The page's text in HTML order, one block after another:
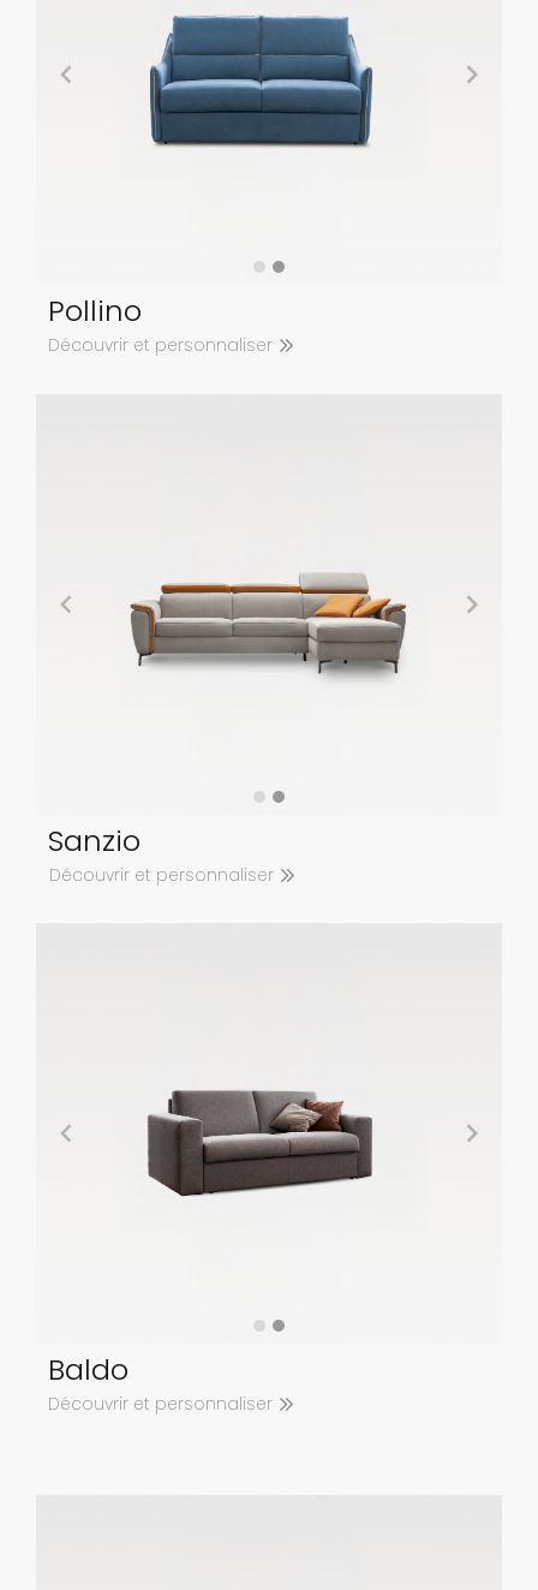
Pollino
Découvrir et personnaliser
Sanzio
Découvrir et personnaliser
Baldo
Découvrir et personnaliser